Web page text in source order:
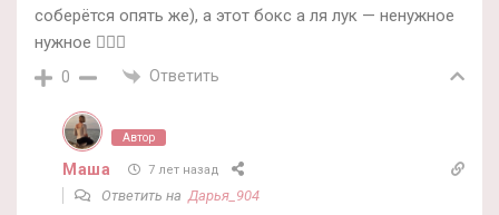
соберётся опять же), а этот бокс а ля лук — ненужное
нужное 🤷🏻‍♀️
0 Ответить
Автор
Маша 7 лет назад
Ответить на Дарья_904